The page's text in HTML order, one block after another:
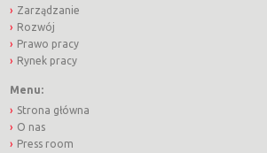
Zarządzanie
Rozwój
Prawo pracy
Rynek pracy
Menu:
Strona główna
O nas
Press room